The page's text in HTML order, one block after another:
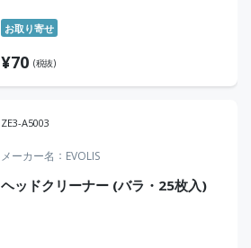
お取り寄せ
¥70 (税抜)
ZE3-A5003
メーカー名 EVOLIS
ヘッドクリーナー (バラ・25枚入)